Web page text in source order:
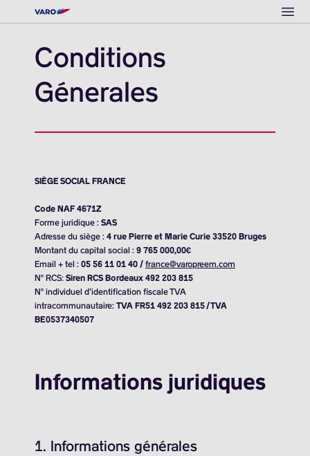
Conditions
Génerales
SIÈGE SOCIAL FRANCE
Code NAF 4671Z
Forme juridique : SAS
Adresse du siège : 4 rue Pierre et Marie Curie 33520 Bruges
Montant du capital social : 9 765 000,00€
Email + tel : 05 56 11 01 40 / france@varopreem.com
N° RCS: Siren RCS Bordeaux 492 203 815
N° individuel d’identification fiscale TVA
intracommunautaire: TVA FR51 492 203 815 / TVA
BE0537340507
Informations juridiques
1. Informations générales